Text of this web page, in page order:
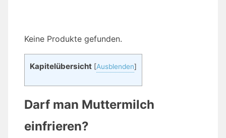
Keine Produkte gefunden.
Kapitelübersicht [Ausblenden]
Darf man Muttermilch
einfrieren?